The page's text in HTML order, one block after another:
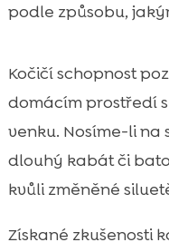
podle způsobu,
Kočičí schopnost
domácím prostředí
venku. Nosíme-li na
dlouhý kabát či
kvůli změněné
Získané zkušenosti